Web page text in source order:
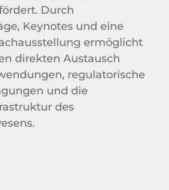
Durch
Keynotes und eine
ermöglicht
direkten Austausch
regulatorische
und die
des